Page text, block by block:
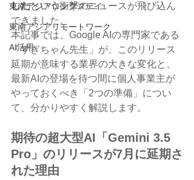
東南アジアロングステイ
東南アジアリモートワーク
AI活用
したという衝撃のニュースが飛び込ん
できました。
本記事では、Google AIの専門家である
「すぎちゃん先生」が、このリリース
延期が意味する業界の大きな変化と、
最新AIの登場を待つ間に個人事業主が
やっておくべき「2つの準備」につい
て、分かりやすく解説します。
期待の超大型AI「Gemini 3.5
Pro」のリリースが7月に延期さ
れた理由